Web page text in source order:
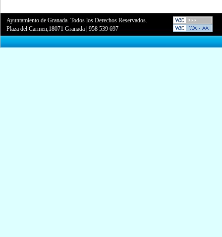
Ayuntamiento de Granada. Todos los Derechos Reservados.
Plaza del Carmen,18071 Granada |958 539 697